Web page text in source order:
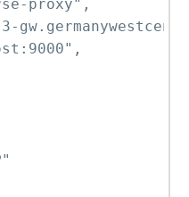
proxy",